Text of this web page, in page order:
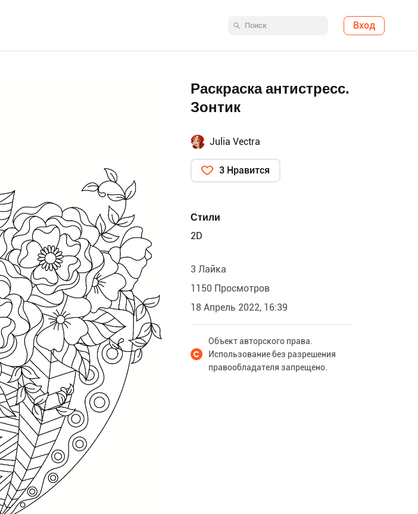
Вход
Раскраска антистресс.
Зонтик
Julia Vectra
3 Нравится
Стили
2D
3 Лайка
1150 Просмотров
18 Апрель 2022, 16:39
Объект авторского права.
Использование без разрешения
правообладателя запрещено.